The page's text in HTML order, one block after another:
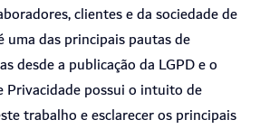
clientes e da sociedade de
uma das principais pautas de
desde a publicação da LGPD e o
Privacidade possui o intuito de
trabalho e esclarecer os principais